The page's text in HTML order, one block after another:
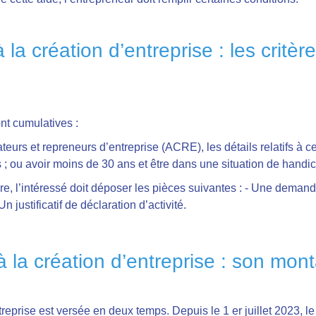
création d’entreprise : les
cumulatives :
et repreneurs d’entreprise (ACRE), les détails relatifs à
ou avoir moins de 30 ans et être dans une situation de
l’intéressé doit déposer les pièces suivantes : - Une
justificatif de déclaration d’activité.
la création d’entreprise : son
est versée en deux temps. Depuis le 1 er juillet 2023,